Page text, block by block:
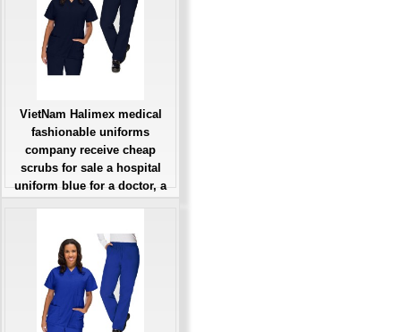
VietNam Halimex medical
fashionable uniforms
company receive cheap
scrubs for sale a hospital
uniform blue for a doctor, a
Giá: Liên Hệ
Đặt hàng